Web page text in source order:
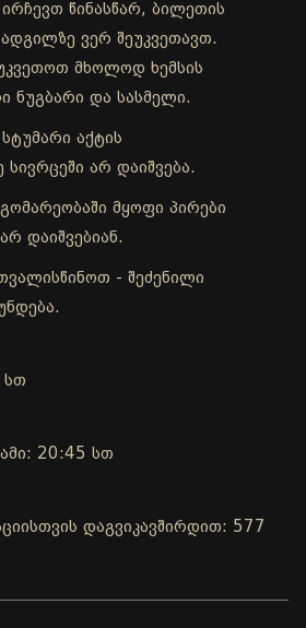
ირჩევთ წინასწარ, ბილეთის
ვერ შეუკვეთავთ.
მხოლოდ ხემსის
ნუგბარი და სასმელი.
აქტის
არ დაიშვება.
მყოფი პირები
დაიშვებიან.
- შეძენილი
სთ
20:45 სთ
დაგვიკავშირდით: 577